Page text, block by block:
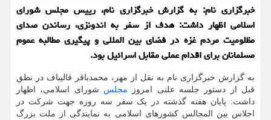
خبرگزاری نام: به گزارش خبرگزاری نام، رییس مجلس شورای
اسلامی اظهار داشت: هدف از سفر به اندونزی، رساندن صدای
مظلومیت مردم غزه در فضای بین المللی و پیگیری مطالبه عموم
مسلمانان برای اقدام عملی مقابل اسرائیل بود.
به گزارش خبرگزاری نام به نقل از مهر، محمدباقر قالیباف در نطق
قبل از دستور جلسه علنی امروز مجلس شورای اسلامی، اظهار
داشت: پایان هفته گذشته در یک سفر سه روزه جهت شرکت در
اجلاس بین المجالس کشورهای اسلامی به نمایندگی از ملت بزرگ